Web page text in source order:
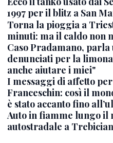
1997 per il blitz a San
Torna la pioggia a
minuti: ma il caldo non
Caso Pradamano,
denunciati per la
anche aiutare i miei"
I messaggi di affetto
Franceschin: così il
è stato accanto fino
Auto in fiamme lungo il
autostradale a